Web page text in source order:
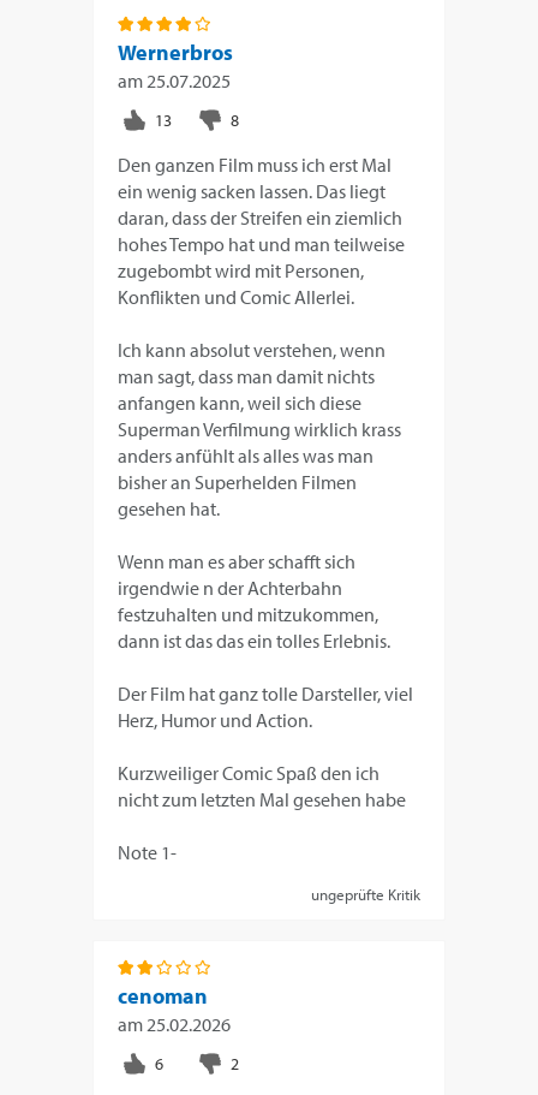
Wernerbros
am25.07.2025
Den ganzen Film muss ich erst Mal
ein wenig sacken lassen. Das liegt
daran, dass der Streifen ein ziemlich
hohes Tempo hat und man teilweise
zugebombt wird mit Personen,
Konflikten und Comic Allerlei.
Ich kann absolut verstehen, wenn
man sagt, dass man damit nichts
anfangen kann, weil sich diese
Superman Verfilmung wirklich krass
anders anfühlt als alles was man
bisher an Superhelden Filmen
gesehen hat.
Wenn man es aber schafft sich
irgendwie n der Achterbahn
festzuhalten und mitzukommen,
dann ist das das ein tolles Erlebnis.
Der Film hat ganz tolle Darsteller, viel
Herz, Humor und Action.
Kurzweiliger Comic Spaß den ich
nicht zum letzten Mal gesehen habe
Note 1-
ungeprüfte Kritik
cenoman
am25.02.2026